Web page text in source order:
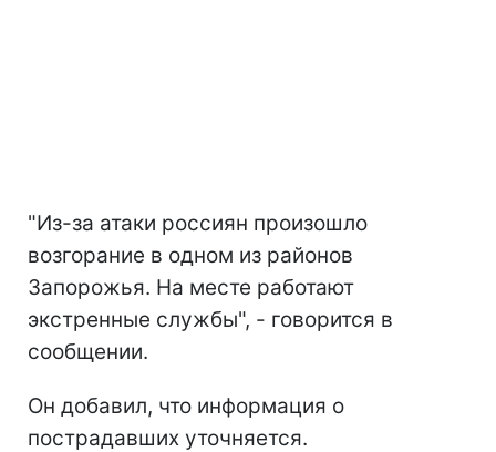
"Из-за атаки россиян произошло
возгорание в одном из районов
Запорожья. На месте работают
экстренные службы", - говорится в
сообщении.
Он добавил, что информация о
пострадавших уточняется.